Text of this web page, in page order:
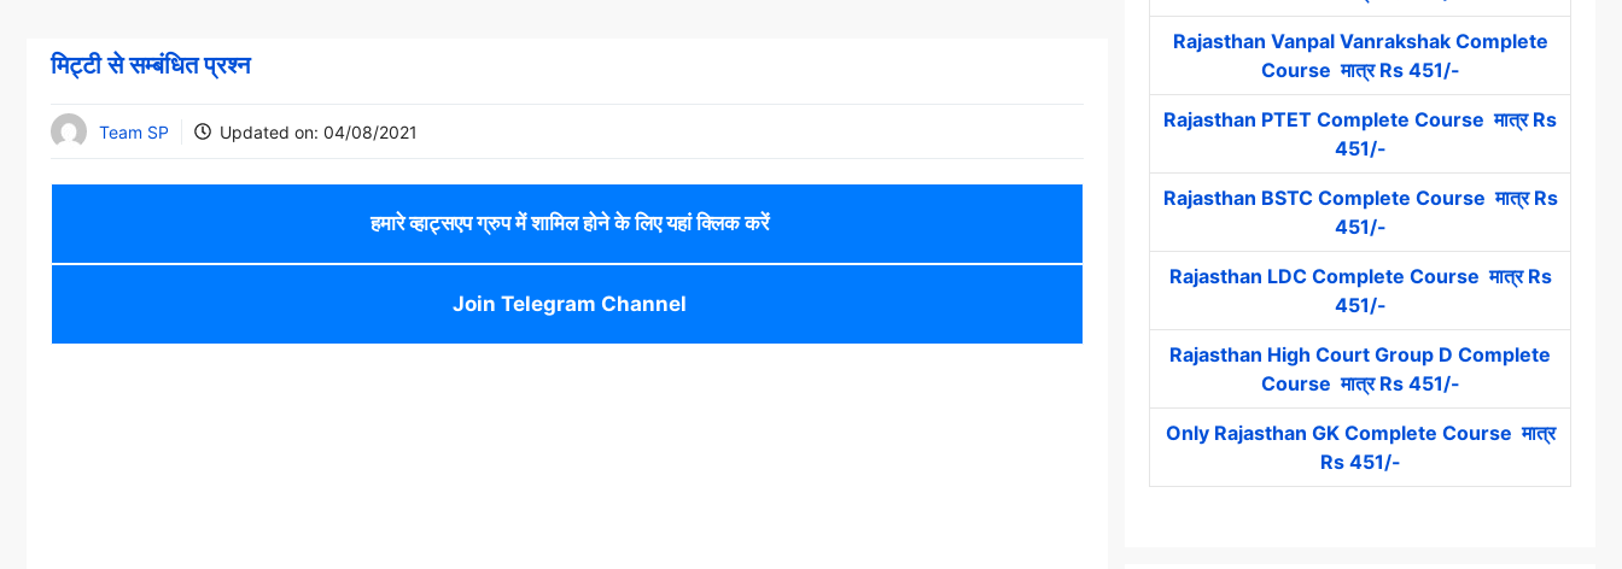
मिट्टी से सम्बंधित प्रश्न
Team SP Updated on: 04/08/2021
हमारे व्हाट्सएप ग्रुप में शामिल होने के लिए यहां क्लिक करें
Join Telegram Channel
Rajasthan Vanpal Vanrakshak Complete
Course मात्र Rs 451/-
Rajasthan PTET Complete Course मात्र Rs
451/-
Rajasthan BSTC Complete Course मात्र Rs
451/-
Rajasthan LDC Complete Course मात्र Rs
451/-
Rajasthan High Court Group D Complete
Course मात्र Rs 451/-
Only Rajasthan GK Complete Course मात्र
Rs 451/-